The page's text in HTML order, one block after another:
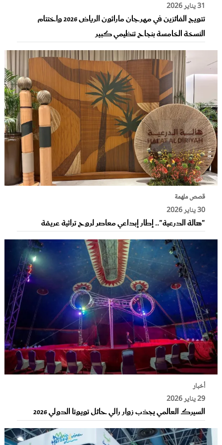
31 يناير 2026
تتويج الفائزين في مهرجان ماراثون الرياض 2026 واختتام
النسخة الخامسة بنجاح تنظيمي كبير
قصص ملهمة
30 يناير 2026
"هالة الدرعية".. إطار إبداعي معاصر لروح تراثية عريقة
أخبار
29 يناير 2026
السيرك العالمي يجذب زوار رالي حائل تويوتا الدولي 2026